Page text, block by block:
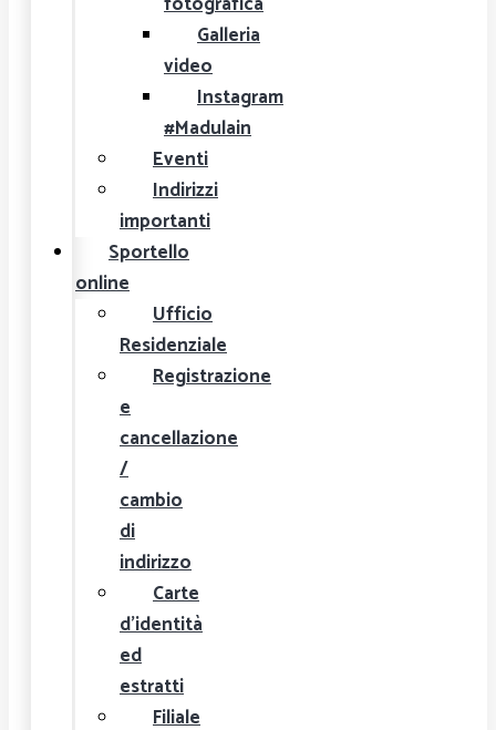
Galleria
video
Instagram
#Madulain
Eventi
Indirizzi
importanti
Sportello
online
Ufficio
Residenziale
Registrazione
e
cancellazione
/
cambio
di
indirizzo
Carte
d'identità
ed
estratti
Filiale